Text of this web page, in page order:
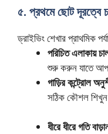
৫. প্রথমে ছোট দূরত্বে
ড্রাইভিং শেখার প্রাথমিক
পরিচিত এলাকায়
শুরু করুন যাতে
গাড়ির কন্ট্রোল
সঠিক কৌশল
ধীরে ধীরে গতি